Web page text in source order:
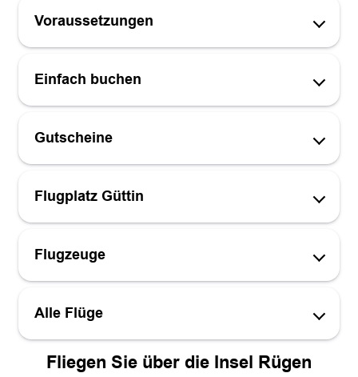
Voraussetzungen
Einfach buchen
Gutscheine
Flugplatz Güttin
Flugzeuge
Alle Flüge
Fliegen Sie über die Insel Rügen